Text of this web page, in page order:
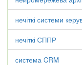
нечіткі системи
нечіткі СППР
система CRM